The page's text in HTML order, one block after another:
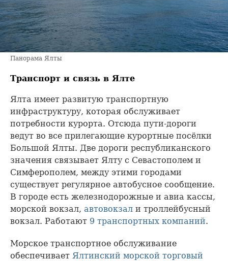
Панорама Ялты
Транспорт и связь в Ялте
Ялта имеет развитую транспортную
инфраструктуру, которая обслуживает
потребности курорта. Отсюда пути-дороги
ведут во все прилегающие курортные посёлки
Большой Ялты. Две дороги республиканского
значения связывает Ялту с Севастополем и
Симферополем, между этими городами
существует регулярное автобусное сообщение.
В городе есть железнодорожные и авиа кассы,
морской вокзал, автовокзал и троллейбусный
вокзал. Работают 9 транспортных компаний.
Морское транспортное обслуживание
обеспечивает Ялтинский морской торговый